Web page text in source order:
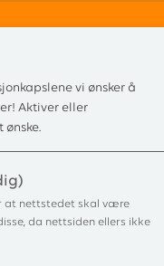
vi ønsker å
Aktiver eller
at nettstedet skal være
da nettsiden ellers ikke